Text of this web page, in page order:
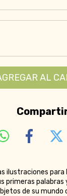
ilustraciones para
primeras palabras
de su mundo